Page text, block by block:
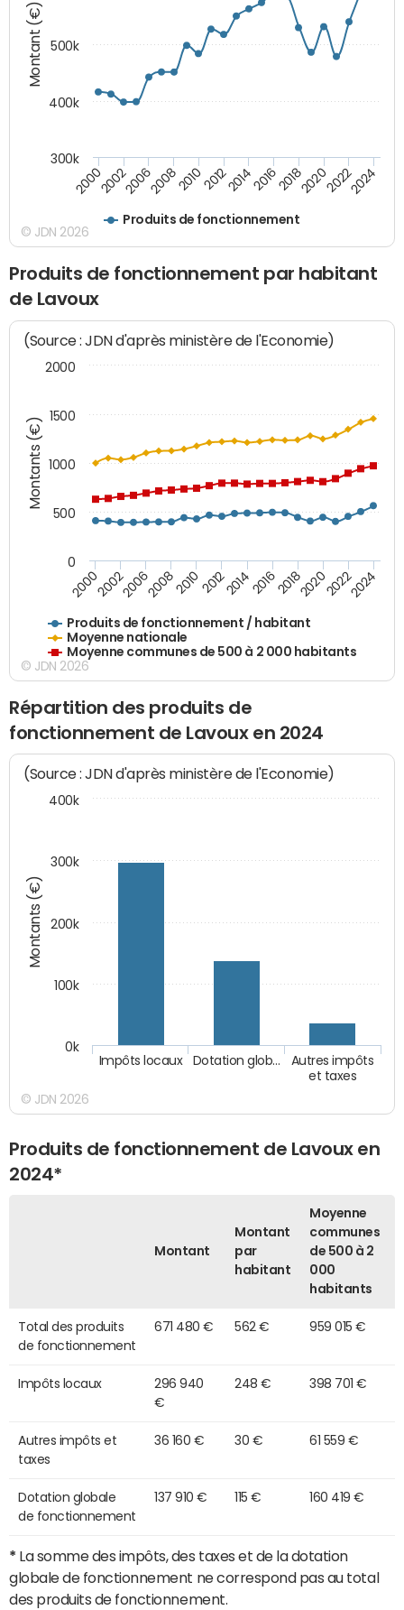
Montant (€)
Produits de fonctionnement
200020022006200820102012201420162018202020222024
300k
400k
500k
© JDN 2026
Produits de fonctionnement par habitant
de Lavoux
Montants (€)
(Source : JDN d'après ministère de l'Economie)
Produits de fonctionnement / habitant
Moyenne nationale
Moyenne communes de 500 à 2 000 habitants
200020022006200820102012201420162018202020222024
500
1000
1500
0
2000
© JDN 2026
Répartition des produits de
fonctionnement de Lavoux en 2024
Montants (€)
(Source : JDN d'après ministère de l'Economie)
Autres impôts
et taxes
Dotation glob…
Impôts locaux
0k
100k
200k
300k
400k
© JDN 2026
Produits de fonctionnement de Lavoux en
2024*
Montant
Montant
par
habitant
Moyenne
communes
de 500 à 2
000
habitants
Total des produits
de fonctionnement
671 480 € 562 € 959 015 €
Impôts locaux
296 940
€
248 € 398 701 €
Autres impôts et
taxes
36 160 € 30 € 61 559 €
Dotation globale
de fonctionnement
137 910 € 115 € 160 419 €
* La somme des impôts, des taxes et de la dotation
globale de fonctionnement ne correspond pas au total
des produits de fonctionnement.